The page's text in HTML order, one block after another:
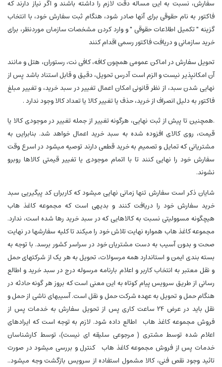
سفارش، نسبت به این مساله دقت لازم را داشته باشند و اگر نیاز دارند که
فاکتور به نام حقوقی برای آنها صادر شود، هنگام ثبت سفارش خود، با انتخاب
گزینه " تکمیل اطلاعات حقوقی " و وارد کردن مشخصات سازمان موردنظر، برای
خرید سازمانی و دریافت فاکتور رسمی اقدام کنند
تحویل سفارش در اماکن عمومی همچون کافه، کافی نت، رستوران، هتل و مانند
آن امکانپذیر نیست و الزم است آدرس تحویل، دقیق و قابل استناد باشد پس از
نهایی شدن سبد، از نظر قانونی امکان اعمال تغییر در سبد خرید، و تغییر مبلغ
فاکتور به دلیل انصراف از خرید، حذف یا تغییر کالا یا تعداد کالا وجود ندارد .
.همچنین تا پیش از ثبت نهایی، هرگونه تغییر از جمله تغییر در موجودی کالا یا
قیمت، روی کالای افزوده شده به سبد خرید اعمال خواهد شد. بنابراین به
مشتریانی که تمایل و تصمیم به خرید قطعی دارند توصیه میشود در اسرع وقت
سفارش خود را نهایی کنند تا با اتمام موجودی یا تغییر قیمتی کالاها روبرو
نشوند.
شایان ذکر است سفارش تنها زمانی نهایی میشود که کاربران کد پیگیریی سبد
خرید سفارش خود را دریافت کنند و بدیهی است که مجموعه کاغذ هاب
هیچگونه مسوولیتی نسبت به کالاهایی که در سبد خرید رها شده است، ندارد.
مجموعه کاغذ هاب همواره نهایت تلاش خود را میکند تا کلیه سفارشها در نهایت
صحت و بدون آسیب به دست مشتریان خود در سراسر کشور برسد. با توجه به
بسته بندی ایمن و استاندارد همه مرسولات، تحویل به هر یک از شرکتهای حمل
و نقل معتبر به انتخاب کاربر و اعلام بارنامه مرسوله درج در سبد خرید و اطالع
رسانی از طریق سرویس پیام کوتاه به این معنی است که بروز هر گونه حادثه در
هنگام حمل و تحویل به عهده شرکت حمل و نقل است. آسیبهای ناشی از حمل و
نقل باید در عرض 24 ساعت کاری پس از تحویل سفارش به خدمات پس از
فروش مجموعه کاغذ هاب اطالع داده شود. لازم به توجه است که ایرادهای
اعلام شده توسط مشتری ( مرجوعی سلیقه ای نیست)، توسط کارشناسان
خدمات پس از فروش مجموعه کاغذ هاب کنترل و بررسی میشود در صورت
تائید وجود نقص فنی، کالا مشمول استفاده از سرویس بازگشت وجه میشود..